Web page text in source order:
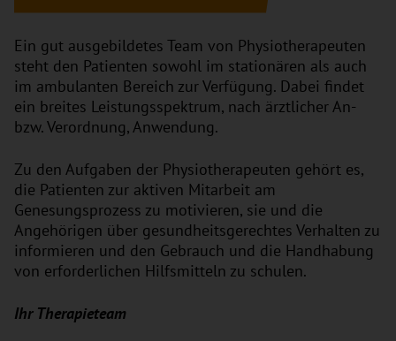
Ein gut ausgebildetes Team von Physiotherapeuten
steht den Patienten sowohl im stationären als auch
im ambulanten Bereich zur Verfügung. Dabei findet
ein breites Leistungsspektrum, nach ärztlicher An-
bzw. Verordnung, Anwendung.
Zu den Aufgaben der Physiotherapeuten gehört es,
die Patienten zur aktiven Mitarbeit am
Genesungsprozess zu motivieren, sie und die
Angehörigen über gesundheitsgerechtes Verhalten zu
informieren und den Gebrauch und die Handhabung
von erforderlichen Hilfsmitteln zu schulen.
Ihr Therapieteam